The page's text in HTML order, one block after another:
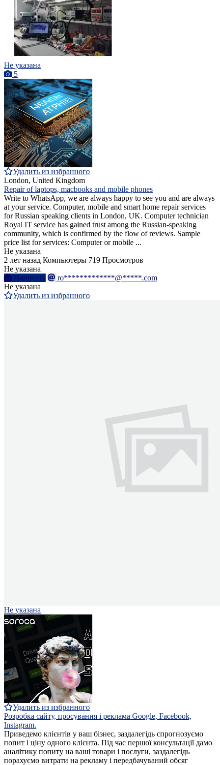
Не указана
5
Удалить из избранного
London, United Kingdom
Repair of laptops, macbooks and mobile phones
Write to WhatsApp, we are always happy to see you and are always
at your service. Computer, mobile and smart home repair services
for Russian speaking clients in London, UK. Computer technician
Royal IT service has gained trust among the Russian-speaking
community, which is confirmed by the flow of reviews. Sample
price list for services: Computer or mobile ...
Не указана
2 лет назад Компьютеры 719 Просмотров
Не указана
Написать
ro*************@*****.com
Не указана
Удалить из избранного
Не указана
Удалить из избранного
Розробка сайту, просування і реклама Google, Facebook,
Instagram.
Приведемо клієнтів у ваш бізнес, заздалегідь спрогнозуємо
попит і ціну одного клієнта. Під час першої консультації дамо
аналітику попиту на ваші товари і послуги, заздалегідь
порахуємо витрати на рекламу і передбачуваний обсяг